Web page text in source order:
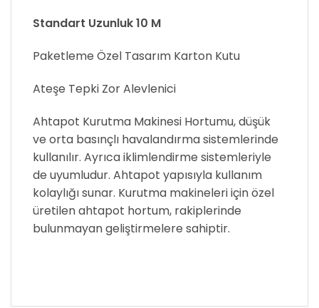
Standart Uzunluk 10 M
Paketleme Özel Tasarım Karton Kutu
Ateşe Tepki Zor Alevlenici
Ahtapot Kurutma Makinesi Hortumu, düşük
ve orta basınçlı havalandırma sistemlerinde
kullanılır. Ayrıca iklimlendirme sistemleriyle
de uyumludur. Ahtapot yapısıyla kullanım
kolaylığı sunar. Kurutma makineleri için özel
üretilen ahtapot hortum, rakiplerinde
bulunmayan geliştirmelere sahiptir.